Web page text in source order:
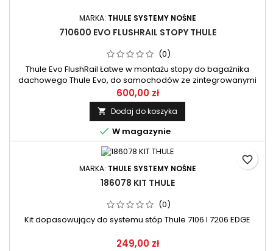
MARKA: THULE SYSTEMY NOŚNE
710600 EVO FLUSHRAIL STOPY THULE
(0)
Thule Evo FlushRail Łatwe w montażu stopy do bagażnika
dachowego Thule Evo, do samochodów ze zintegrowanymi
relingami. Komplet zawiera 4 sztuki.
600,00 zł
 Dodaj do koszyka
 W magazynie
MARKA: THULE SYSTEMY NOŚNE
186078 KIT THULE
(0)
Kit dopasowujący do systemu stóp Thule 7106 I 7206 EDGE
249,00 zł
favorite_border